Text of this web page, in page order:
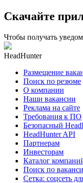
Скачайте
Чтобы получать
HeadHunter
Размещение
Поиск по резюме
О компании
Наши вакансии
Реклама на сайте
Требования к ПО
Безопасный
HeadHunter API
Партнерам
Инвесторам
Каталог
Поиск по
Сетка: соцсеть